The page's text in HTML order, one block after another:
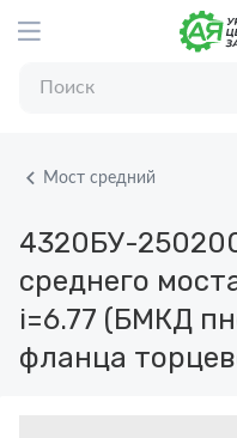
Мост средний
4320БУ-
среднего
i=6.77 (БМКД
фланца